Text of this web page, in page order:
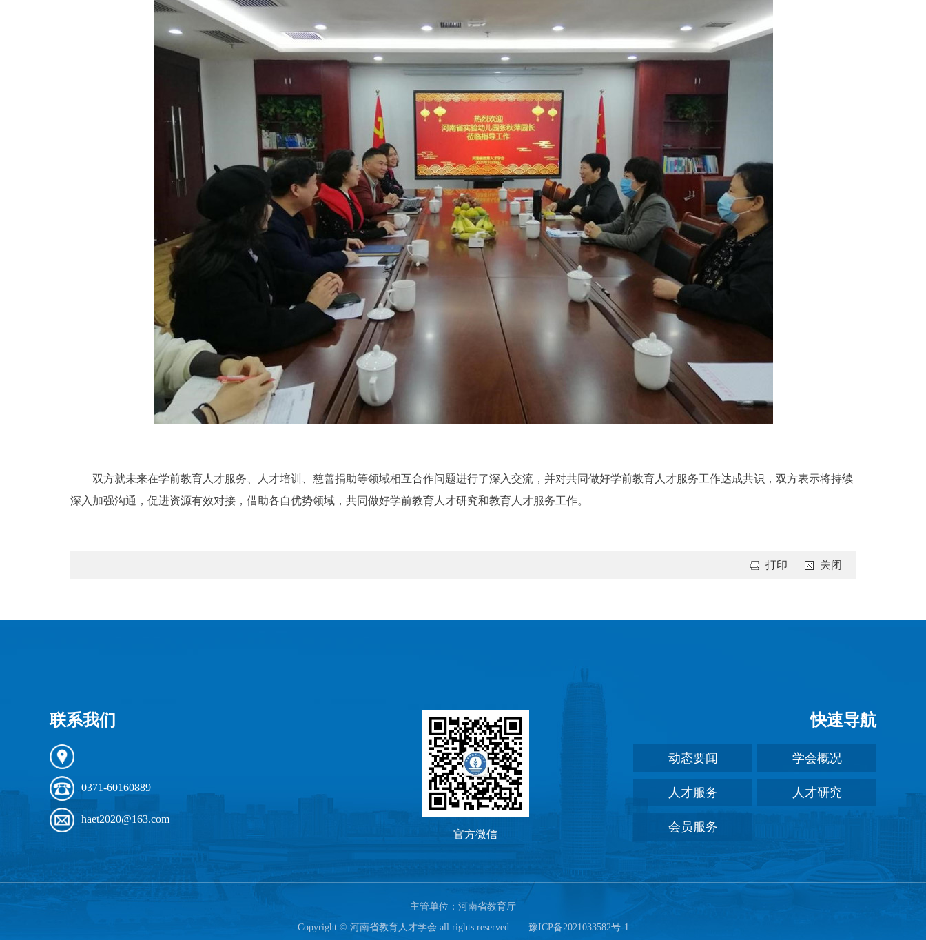
双方就未来在学前教育人才服务、人才培训、慈善捐助等领域相互合作问题进行了深入交流，并对共同做好学前教育人才服务工作达成共识，双方表示将持续
深入加强沟通，促进资源有效对接，借助各自优势领域，共同做好学前教育人才研究和教育人才服务工作。
关闭
打印
联系我们
0371-60160889
haet2020@163.com
官方微信
快速导航
动态要闻 学会概况
人才服务 人才研究
会员服务
主管单位：河南省教育厅
Copyright © 河南省教育人才学会 all rights reserved.
豫ICP备2021033582号-1